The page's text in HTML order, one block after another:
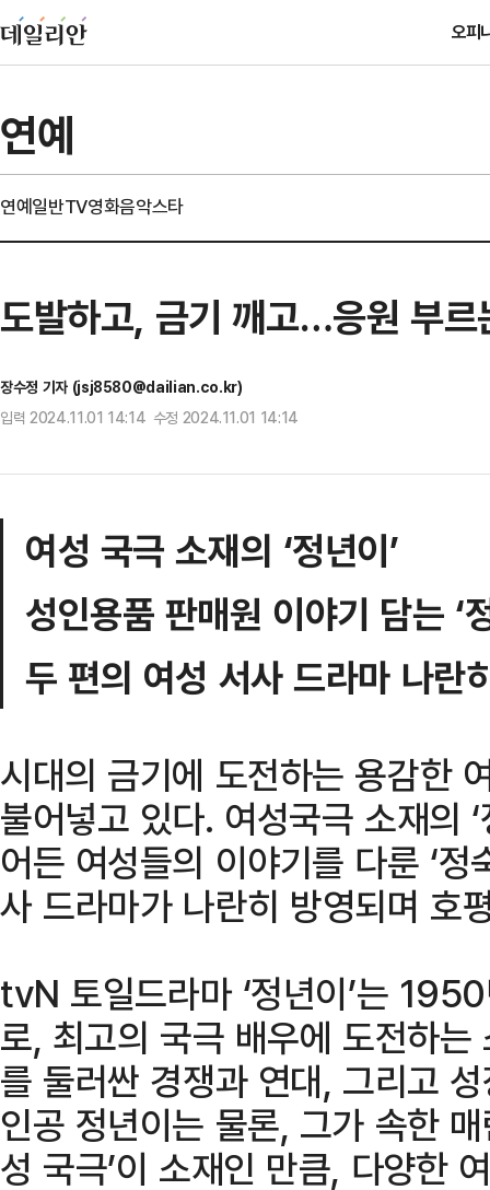
오피
연예
연예일반TV영화음악스타
도발하고, 금기 깨고…응원 부르
장수정 기자 (jsj8580@dailian.co.kr)
입력 2024.11.01 14:14 수정 2024.11.01 14:14
여성 국극 소재의 ‘정년이’
성인용품 판매원 이야기 담는 ‘
두 편의 여성 서사 드라마 나란
시대의 금기에 도전하는 용감한
불어넣고 있다. 여성국극 소재의
어든 여성들의 이야기를 다룬 ‘
사 드라마가 나란히 방영되며 호
tvN 토일드라마 ‘정년이’는
로, 최고의 국극 배우에 도전하
를 둘러싼 경쟁과 연대, 그리고
인공 정년이는 물론, 그가 속한
성 국극’이 소재인 만큼, 다양한